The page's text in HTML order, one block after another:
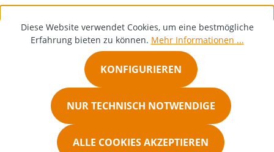
Diese Website verwendet Cookies, um eine bestmögliche
Erfahrung bieten zu können. Mehr Informationen ...
NUR TECHNISCH NOTWENDIGE
KONFIGURIEREN
ALLE COOKIES AKZEPTIEREN